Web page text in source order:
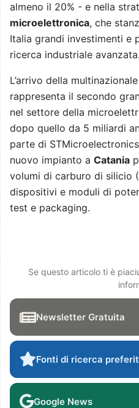
almeno il 20% - e nella
microelettronica, che
Italia grandi investimenti e
ricerca industriale avanzata.
L’arrivo della
rappresenta il secondo
nel settore della
dopo quello da 5 miliardi
parte di
nuovo impianto a Catania
volumi di carburo di silicio
dispositivi e moduli di
test e packaging.
Se questo articolo ti è
Newsletter Gratuita
Fonti di ricerca
Google News